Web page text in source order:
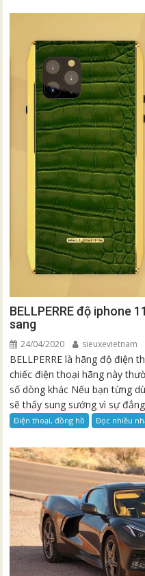
BELLPERRE độ iphone
sang
24/04/2020 sieuxevietnam
BELLPERRE là hãng độ điện
chiếc điện thoại hãng này
số dòng khác Nếu bạn từng
sẽ thấy sung sướng vì sự
Điện thoại, đồng hồ Đọc nhiều